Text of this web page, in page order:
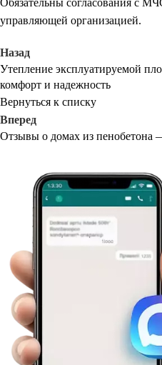
Обязательны согласования с
управляющей организацией.
Назад
Утепление эксплуатируемой
комфорт и надежность
Вернуться к списку
Вперед
Отзывы о домах из пенобетона